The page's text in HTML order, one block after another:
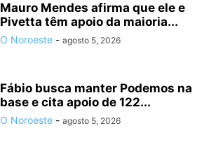
Mauro Mendes afirma que ele e
Pivetta têm apoio da maioria...
O Noroeste - agosto 5, 2026
Fábio busca manter Podemos na
base e cita apoio de 122...
O Noroeste - agosto 5, 2026